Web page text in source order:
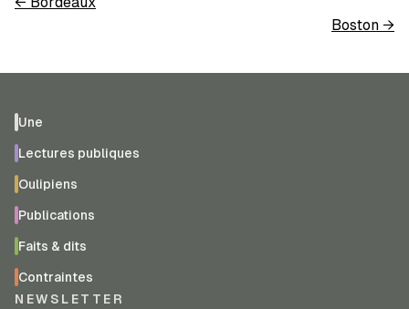
Boston →
Une
Lectures publiques
Oulipiens
Publications
Faits & dits
Contraintes
NEWSLETTER